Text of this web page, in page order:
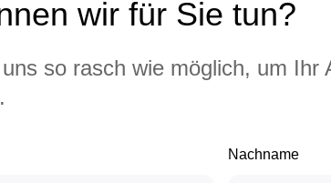
der Geschlechter im Management im
eines Unternehmens in Bezug auf
klar und schonungslos: Unternehmen,
Cash! Diese Unternehmen
wirtschaftliche Nachteile haben oder in
wir für Sie tun?
so rasch wie möglich, um Ihr
Nachname